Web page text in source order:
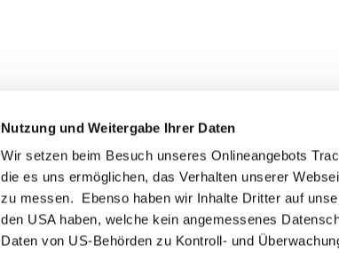
Nutzung und Weitergabe Ihrer Daten
Wir setzen beim Besuch unseres Onlineangebots
die es uns ermöglichen, das Verhalten unserer
zu messen. Ebenso haben wir Inhalte Dritter auf
den USA haben, welche kein angemessenes
Daten von US-Behörden zu Kontroll- und
Wer wir sind
Produktwelt
Tracking-Code
Impact Report